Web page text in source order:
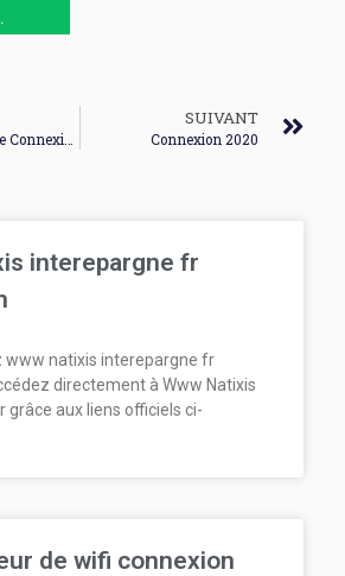
SUIVANT
Connexion 2020
interepargne fr
www natixis interepargne fr
directement à Www Natixis
grâce aux liens officiels ci-
de wifi connexion